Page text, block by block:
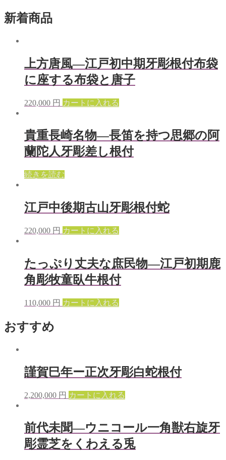
新着商品
上方唐風—江戸初中期牙彫根付布袋
に座する布袋と唐子
220,000 円 カートに入れる
貴重長崎名物—長笛を持つ思郷の阿
蘭陀人牙彫差し根付
続きを読む
江戸中後期古山牙彫根付蛇
220,000 円 カートに入れる
たっぷり丈夫な庶民物—江戸初期鹿
角彫牧童臥牛根付
110,000 円 カートに入れる
おすすめ
謹賀巳年ー正次牙彫白蛇根付
2,200,000 円 カートに入れる
前代未聞—ウニコール一角獣右旋牙
彫霊芝をくわえる兎